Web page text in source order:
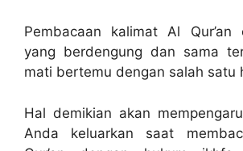
Pembacaan kalimat Al Qur’an
yang berdengung dan sama
mati bertemu dengan salah satu
Hal demikian akan
Anda keluarkan saat